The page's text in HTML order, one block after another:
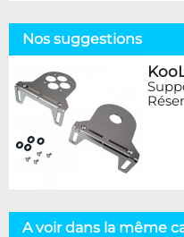
Nos suggestions
A voir dans la même